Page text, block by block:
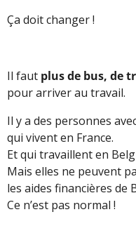
Ça doit changer !
Il faut plus de bus, de
pour arriver au travail.
Il y a des personnes
qui vivent en France.
Et qui travaillent en
Mais elles ne peuvent
les aides financières de
Ce n’est pas normal !